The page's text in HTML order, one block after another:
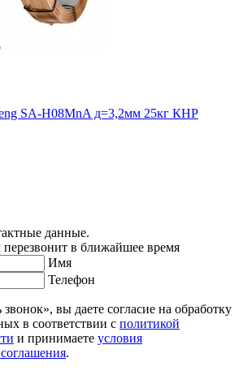
SA-H08MnA д=3,2мм 25кг КНР
данные.
в ближайшее время
Имя
Телефон
вы даете согласие на обработку
в соответствии с политикой
и принимаете условия
.